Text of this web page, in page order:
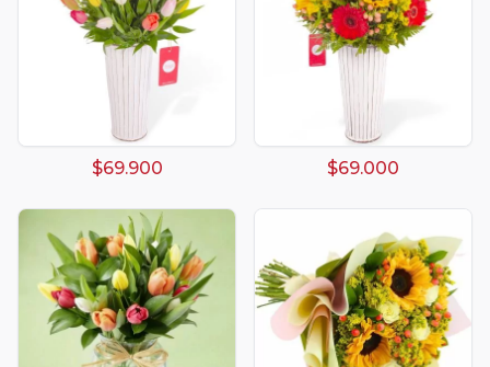
$69.900 $69.000